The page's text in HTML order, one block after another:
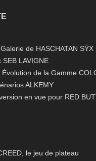
de HASCHATAN SŸX
LAVIGNE
de la Gamme
ALKEMY
en vue pour RED
le jeu de plateau